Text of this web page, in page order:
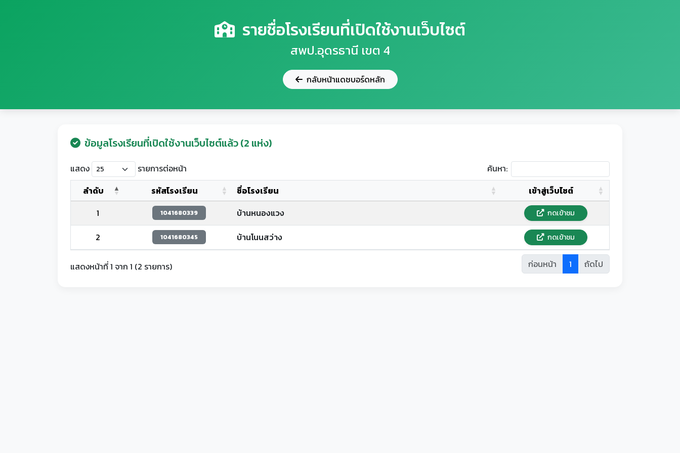
รายชื่อโรงเรียนที่เปิดใช้งานเว็บไซต์
สพป.อุดรธานี เขต 4
กลับหน้าแดชบอร์ดหลัก
ข้อมูลโรงเรียนที่เปิดใช้งานเว็บไซต์แล้ว (2 แห่ง)
แสดง รายการต่อหน้า
ค้นหา:
ลำดับ
รหัสโรงเรียน ชื่อโรงเรียน
เข้าสู่เว็บไซต์
1
1041680339 บ้านหนองแวง กดเข้าชม
2 1041680345 บ้านโนนสว่าง กดเข้าชม
แสดงหน้าที่ 1 จาก 1 (2 รายการ) ก่อนหน้า 1 ถัดไป